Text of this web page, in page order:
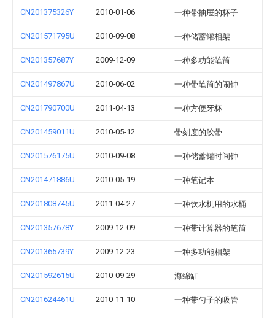
CN201375326Y 2010-01-06 一种带抽屉的杯子
CN201571795U 2010-09-08 一种储蓄罐相架
CN201357687Y 2009-12-09 一种多功能笔筒
CN201497867U 2010-06-02 一种带笔筒的闹钟
CN201790700U 2011-04-13 一种方便牙杯
CN201459011U 2010-05-12 带刻度的胶带
CN201576175U 2010-09-08 一种储蓄罐时间钟
CN201471886U 2010-05-19 一种笔记本
CN201808745U 2011-04-27 一种饮水机用的水桶
CN201357678Y 2009-12-09 一种带计算器的笔筒
CN201365739Y 2009-12-23 一种多功能相架
CN201592615U 2010-09-29 海绵缸
CN201624461U 2010-11-10 一种带勺子的吸管